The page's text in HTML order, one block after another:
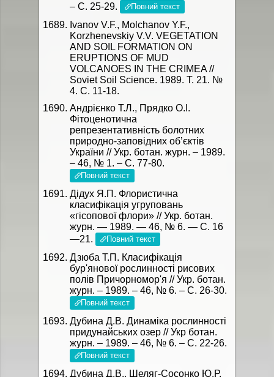
– C. 25-29.
Повний текст
Ivanov V.F., Molchanov Y.F.,
Korzhenevskiy V.V. VEGETATION
AND SOIL FORMATION ON
ERUPTIONS OF MUD
VOLCANOES IN THE CRIMEA //
Soviet Soil Science. 1989. Т. 21. №
4. С. 11-18.
Андрієнко Т.Л., Прядко О.І.
Фітоценотична
репрезентативність болотних
природно-заповідних об’єктів
України // Укр. ботан. журн. – 1989.
– 46, № 1. – С. 77-80.
Повний текст
Дідух Я.П. Флористична
класифікація угруповань
«гісопової флори» // Укр. ботан.
журн. — 1989. — 46, № 6. — С. 16
—21.
Повний текст
Дзюба Т.П. Класифiкацiя
бур'янової рослинностi рисових
полiв Причорномор'я // Укр. ботан.
журн. – 1989. – 46, № 6. – С. 26-30.
Повний текст
Дубина Д.В. Динаміка рослинності
придунайських озер // Укр ботан.
журн. – 1989. – 46, № 6. – С. 22-26.
Повний текст
Дубина Д.В., Шеляг-Сосонко Ю.Р.